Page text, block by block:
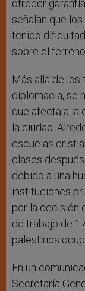
ofrecer
señalan que
tenido
sobre el terreno.
Más allá de los
diplomacia, se
que afecta a la
la ciudad.
escuelas
clases
debido a una
instituciones
por la decisión
de trabajo de
palestinos
En un
Secretaría